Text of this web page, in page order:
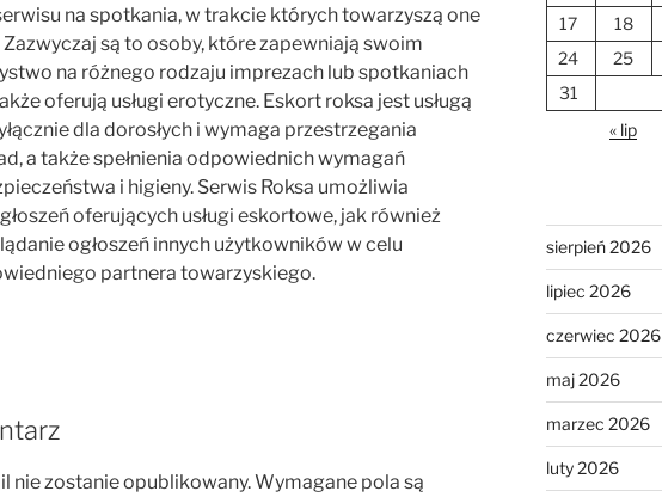
na spotkania, w trakcie których towarzyszą one
są to osoby, które zapewniają swoim
na różnego rodzaju imprezach lub spotkaniach
oferują usługi erotyczne. Eskort roksa jest usługą
dla dorosłych i wymaga przestrzegania
a także spełnienia odpowiednich wymagań
i higieny. Serwis Roksa umożliwia
oferujących usługi eskortowe, jak również
ogłoszeń innych użytkowników w celu
partnera towarzyskiego.
nie zostanie opublikowany.Wymagane pola są
17
18
24
25
31
« lip
sierpień 2026
lipiec 2026
czerwiec 2026
maj 2026
marzec 2026
luty 2026